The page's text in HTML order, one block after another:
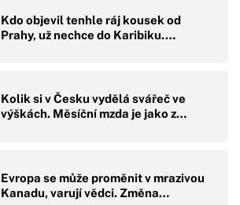
Kdo objevil tenhle ráj kousek od
Prahy, už nechce do Karibiku.…
Kolik si v Česku vydělá svářeč ve
výškách. Měsíční mzda je jako z…
Evropa se může proměnit v mrazivou
Kanadu, varují vědci. Změna…